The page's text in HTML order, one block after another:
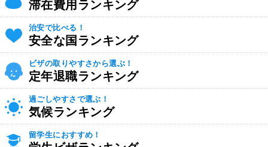
滞在費用ランキング
治安で比べる！
安全な国ランキング
ビザの取りやすさから選ぶ！
定年退職ランキング
過ごしやすさで選ぶ！
気候ランキング
留学生におすすめ！